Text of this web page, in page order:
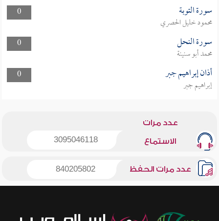
0
سورة التوبة
محمود خليل الحصري
0
سورة النحل
محمد أبو سنينة
0
أذان إبراهيم جبر
إبراهيم جبر
عدد مرات
الاستماع 3095046118
عدد مرات الحفظ 840205802